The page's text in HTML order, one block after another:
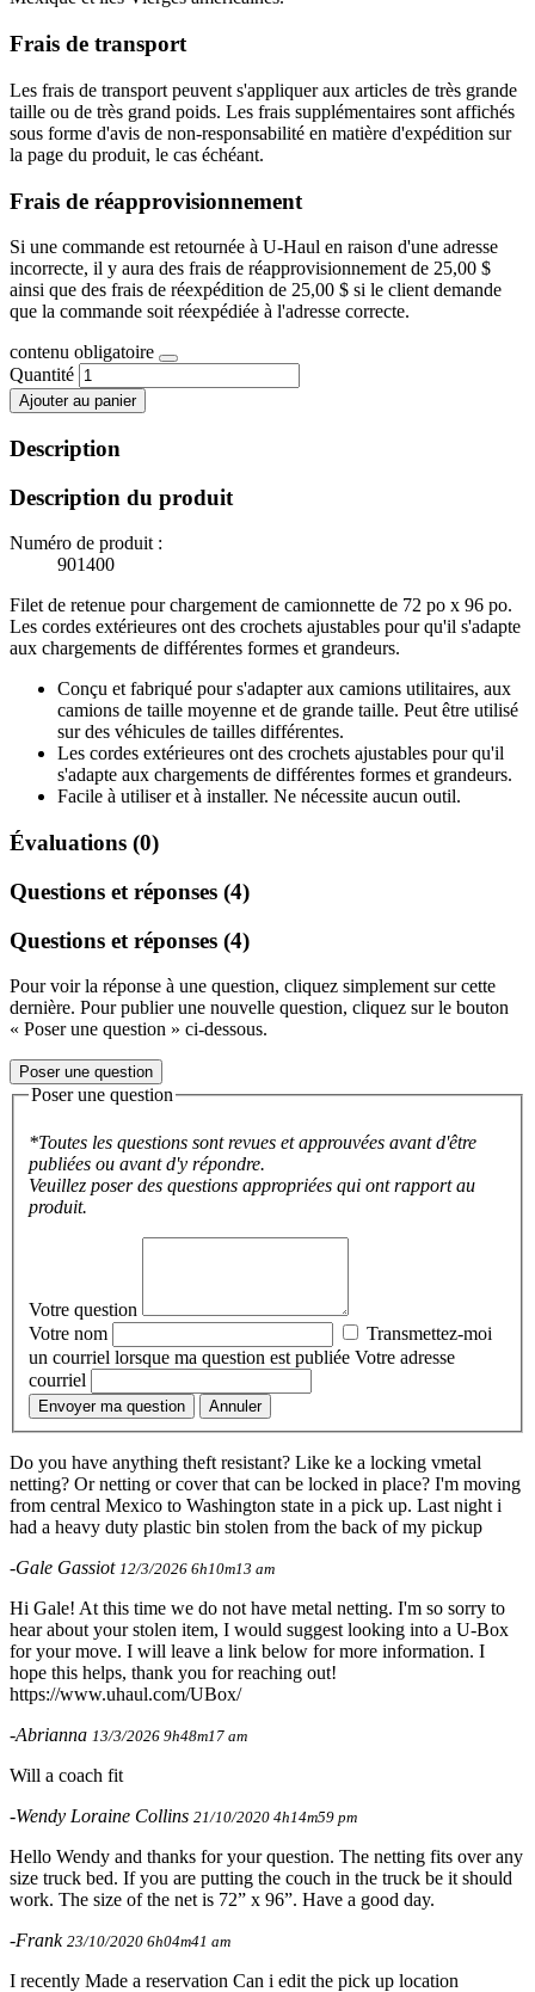
Frais de transport
Les frais de transport peuvent s'appliquer aux articles de très grande
taille ou de très grand poids. Les frais supplémentaires sont affichés
sous forme d'avis de non-responsabilité en matière d'expédition sur
la page du produit, le cas échéant.
Frais de réapprovisionnement
Si une commande est retournée à U-Haul en raison d'une adresse
incorrecte, il y aura des frais de réapprovisionnement de 25,00 $
ainsi que des frais de réexpédition de 25,00 $ si le client demande
que la commande soit réexpédiée à l'adresse correcte.
contenu obligatoire
Quantité
Ajouter au panier
Description
Description du produit
Numéro de produit :
901400
Filet de retenue pour chargement de camionnette de 72 po x 96 po.
Les cordes extérieures ont des crochets ajustables pour qu'il s'adapte
aux chargements de différentes formes et grandeurs.
Conçu et fabriqué pour s'adapter aux camions utilitaires, aux
camions de taille moyenne et de grande taille. Peut être utilisé
sur des véhicules de tailles différentes.
Les cordes extérieures ont des crochets ajustables pour qu'il
s'adapte aux chargements de différentes formes et grandeurs.
Facile à utiliser et à installer. Ne nécessite aucun outil.
Évaluations (0)
Questions et réponses (4)
Questions et réponses (4)
Pour voir la réponse à une question, cliquez simplement sur cette
dernière. Pour publier une nouvelle question, cliquez sur le bouton
« Poser une question » ci-dessous.
Poser une question
Poser une question
*Toutes les questions sont revues et approuvées avant d'être
publiées ou avant d'y répondre.
Veuillez poser des questions appropriées qui ont rapport au
produit.
Votre question
Votre nom
Transmettez-moi
un courriel lorsque ma question est publiée Votre adresse
courriel
Envoyer ma question Annuler
Do you have anything theft resistant? Like ke a locking vmetal
netting? Or netting or cover that can be locked in place? I'm moving
from central Mexico to Washington state in a pick up. Last night i
had a heavy duty plastic bin stolen from the back of my pickup
-Gale Gassiot 12/3/2026 6h10m13 am
Hi Gale! At this time we do not have metal netting. I'm so sorry to
hear about your stolen item, I would suggest looking into a U-Box
for your move. I will leave a link below for more information. I
hope this helps, thank you for reaching out!
https://www.uhaul.com/UBox/
-Abrianna 13/3/2026 9h48m17 am
Will a coach fit
-Wendy Loraine Collins 21/10/2020 4h14m59 pm
Hello Wendy and thanks for your question. The netting fits over any
size truck bed. If you are putting the couch in the truck be it should
work. The size of the net is 72” x 96”. Have a good day.
-Frank 23/10/2020 6h04m41 am
I recently Made a reservation Can i edit the pick up location